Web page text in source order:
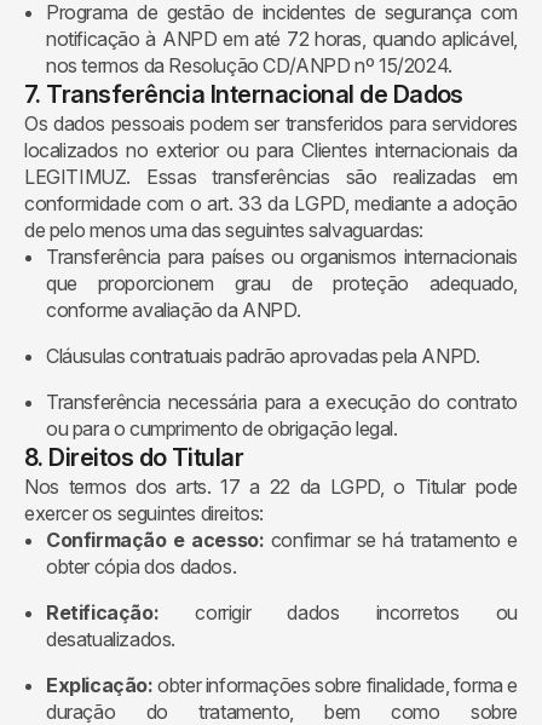
Programa de gestão de incidentes de segurança com
notificação à ANPD em até 72 horas, quando aplicável,
nos termos da Resolução CD/ANPD nº 15/2024.
7. Transferência Internacional de Dados
Os dados pessoais podem ser transferidos para servidores
localizados no exterior ou para Clientes internacionais da
LEGITIMUZ. Essas transferências são realizadas em
conformidade com o art. 33 da LGPD, mediante a adoção
de pelo menos uma das seguintes salvaguardas:
Transferência para países ou organismos internacionais
que proporcionem grau de proteção adequado,
conforme avaliação da ANPD.
Cláusulas contratuais padrão aprovadas pela ANPD.
Transferência necessária para a execução do contrato
ou para o cumprimento de obrigação legal.
8. Direitos do Titular
Nos termos dos arts. 17 a 22 da LGPD, o Titular pode
exercer os seguintes direitos:
Confirmação e acesso: confirmar se há tratamento e
obter cópia dos dados.
Retificação: corrigir dados incorretos ou
desatualizados.
Explicação: obter informações sobre finalidade, forma e
duração do tratamento, bem como sobre